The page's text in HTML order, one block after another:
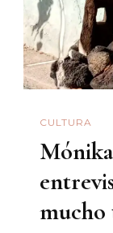
CULTURA
mucho